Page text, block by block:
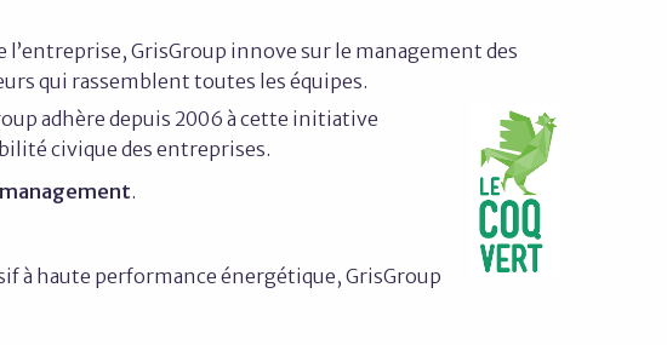
GrisGroup innove sur le management des
qui rassemblent toutes les équipes.
adhère depuis 2006 à cette initiative
civique des entreprises.
.
à haute performance énergétique, GrisGroup